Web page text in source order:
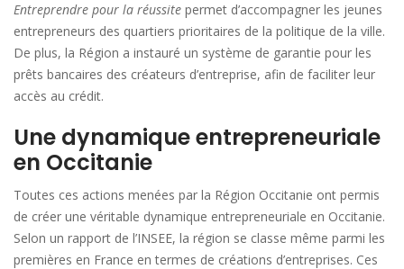
Entreprendre pour la réussite permet d’accompagner les jeunes
entrepreneurs des quartiers prioritaires de la politique de la ville.
De plus, la Région a instauré un système de garantie pour les
prêts bancaires des créateurs d’entreprise, afin de faciliter leur
accès au crédit.
Une dynamique entrepreneuriale
en Occitanie
Toutes ces actions menées par la Région Occitanie ont permis
de créer une véritable dynamique entrepreneuriale en Occitanie.
Selon un rapport de l’INSEE, la région se classe même parmi les
premières en France en termes de créations d’entreprises. Ces